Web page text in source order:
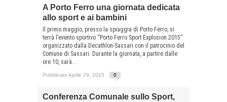
A Porto Ferro una giornata dedicata
allo sport e ai bambini
Il primo maggio, presso la spiaggia di Porto Ferro, si
terrà l’evento sportivo “Porto Ferro Sport Explosion 2015”
organizzato dalla Decathlon-Sassari con il patrocinio del
Comune di Sassari. Durante la giornata, a partire dalle
ore 10, sarà...
Pubblicato Aprile 29, 2015 0
Conferenza Comunale sullo Sport,